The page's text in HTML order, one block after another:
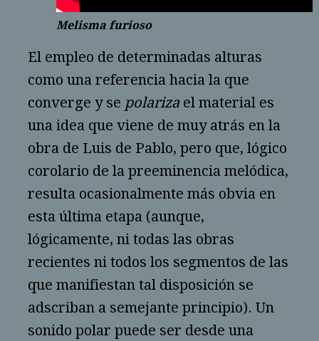
Melisma furioso
El empleo de determinadas alturas
como una referencia hacia la que
converge y se polariza el material es
una idea que viene de muy atrás en la
obra de Luis de Pablo, pero que, lógico
corolario de la preeminencia melódica,
resulta ocasionalmente más obvia en
esta última etapa (aunque,
lógicamente, ni todas las obras
recientes ni todos los segmentos de las
que manifiestan tal disposición se
adscriban a semejante principio). Un
sonido polar puede ser desde una